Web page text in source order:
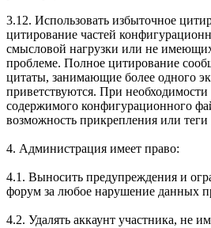
3.12. Использовать избыточное
цитирование частей
смысловой нагрузки или не
проблеме. Полное цитирование
цитаты, занимающие более одного
приветствуются. При
содержимого конфигурационного
возможность прикрепления или теги
4. Администрация имеет право:
4.1. Выносить предупреждения и
форум за любое нарушение данных
4.2. Удалять аккаунт участника, не